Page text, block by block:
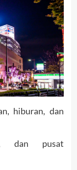
hiburan, dan
dan pusat